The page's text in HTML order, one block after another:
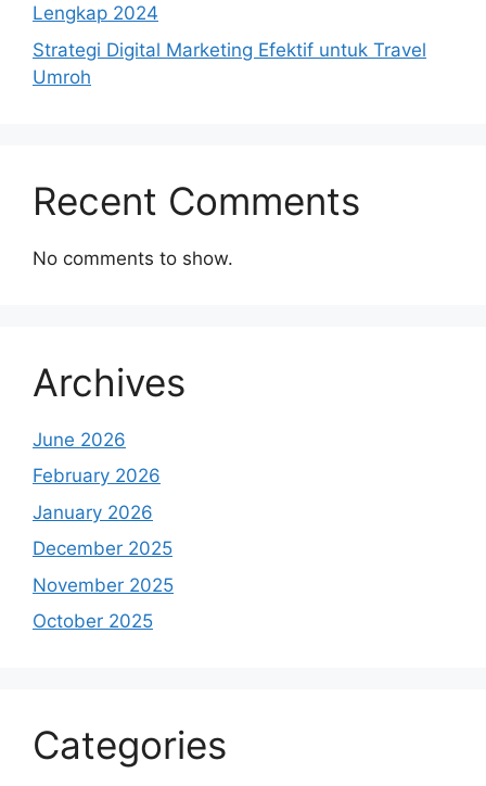
Lengkap 2024
Strategi Digital Marketing Efektif untuk Travel
Umroh
Recent Comments
No comments to show.
Archives
June 2026
February 2026
January 2026
December 2025
November 2025
October 2025
Categories